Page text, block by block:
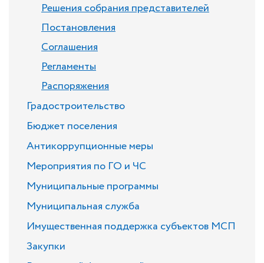
Решения собрания представителей
Постановления
Соглашения
Регламенты
Распоряжения
Градостроительство
Бюджет поселения
Антикоррупционные меры
Мероприятия по ГО и ЧС
Муниципальные программы
Муниципальная служба
Имущественная поддержка субъектов МСП
Закупки